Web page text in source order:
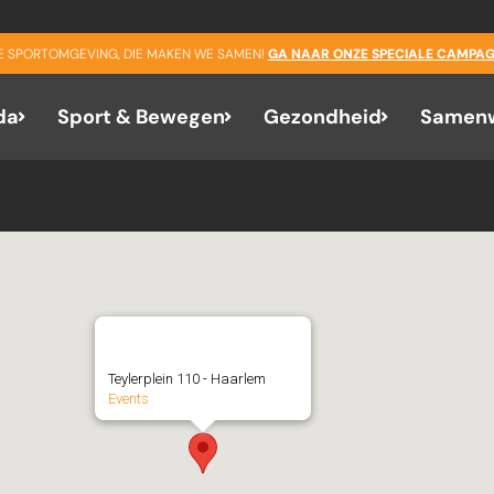
SPORTOMGEVING, DIE MAKEN WE SAMEN! GA NAAR ONZE SPECIALE
Sport & Bewegen Gezondheid
NEXT EVENT
Teylerplein 110 - Haarlem
Events